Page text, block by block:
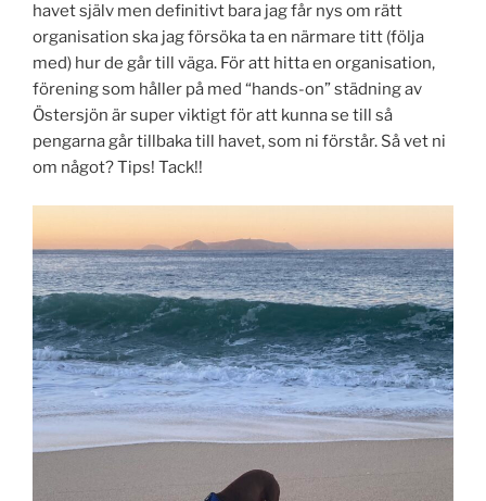
havet själv men definitivt bara jag får nys om rätt
organisation ska jag försöka ta en närmare titt (följa
med) hur de går till väga. För att hitta en organisation,
förening som håller på med “hands-on” städning av
Östersjön är super viktigt för att kunna se till så
pengarna går tillbaka till havet, som ni förstår. Så vet ni
om något? Tips! Tack!!